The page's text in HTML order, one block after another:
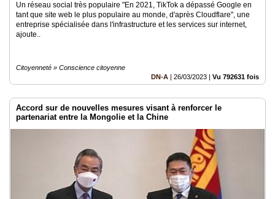
Un réseau social très populaire "En 2021, TikTok a dépassé Google en
tant que site web le plus populaire au monde, d'après Cloudflare", une
entreprise spécialisée dans l'infrastructure et les services sur internet,
ajoute..
Citoyenneté » Conscience citoyenne
DN-A | 26/03/2023 | Vu 792631 fois
Accord sur de nouvelles mesures visant à renforcer le
partenariat entre la Mongolie et la Chine